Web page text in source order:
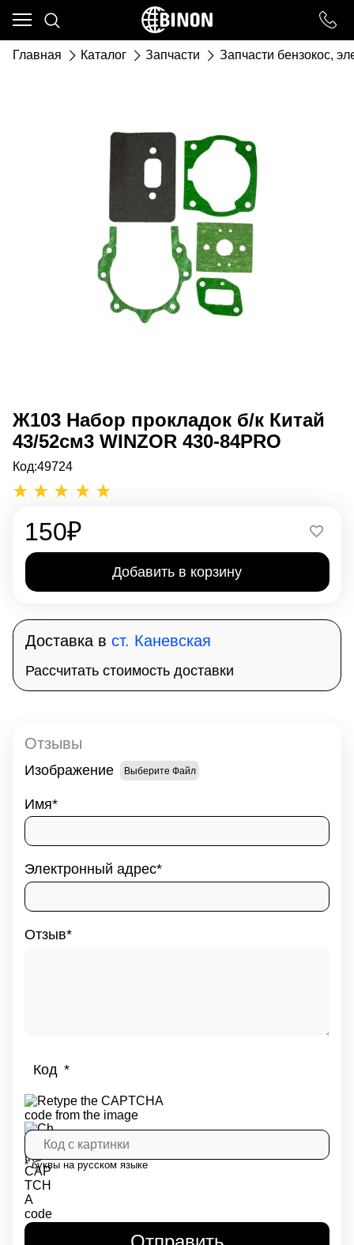
Главная Каталог Запчасти Запчасти бензокос,
Ж103 Набор прокладок б/к Китай
43/52см3 WINZOR 430-84PRO
Код:49724
150₽
Добавить в корзину
Доставка в ст. Каневская
Рассчитать стоимость доставки
Отзывы
Изображение Выберите Файл
Имя
Электронный адрес
Отзыв
Код
* буквы на русском языке
Ваш город - ст. Каневская,
угадали?
ДА НЕТ